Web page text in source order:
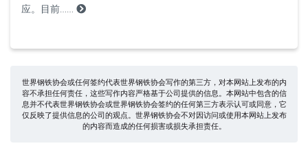
应。目前……
世界钢铁协会或任何签约代表世界钢铁协会写作的第三方，对本网站上发布的内
容不承担任何责任，这些写作内容严格基于公司提供的信息。本网站中包含的信
息并不代表世界钢铁协会或世界钢铁协会签约的任何第三方表示认可或同意，它
仅反映了提供信息的公司的观点。世界钢铁协会不对因访问或使用本网站上发布
的内容而造成的任何损害或损失承担责任。